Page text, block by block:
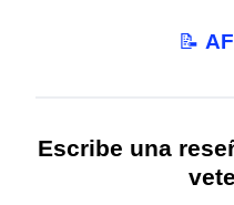
📝
Escribe una